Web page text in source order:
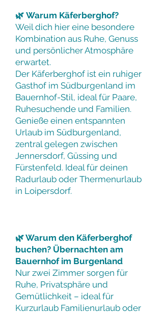
🌿 Warum Käferberghof?
Weil dich hier eine besondere
Kombination aus Ruhe, Genuss
und persönlicher Atmosphäre
erwartet.
Der Käferberghof ist ein ruhiger
Gasthof im Südburgenland im
Bauernhof-Stil, ideal für Paare,
Ruhesuchende und Familien.
Genieße einen entspannten
Urlaub im Südburgenland,
zentral gelegen zwischen
Jennersdorf, Güssing und
Fürstenfeld. Ideal für deinen
Radurlaub oder Thermenurlaub
in Loipersdorf.
🌿 Warum den Käferberghof
buchen? Übernachten am
Bauernhof im Burgenland
Nur zwei Zimmer sorgen für
Ruhe, Privatsphäre und
Gemütlichkeit – ideal für
Kurzurlaub Familienurlaub oder